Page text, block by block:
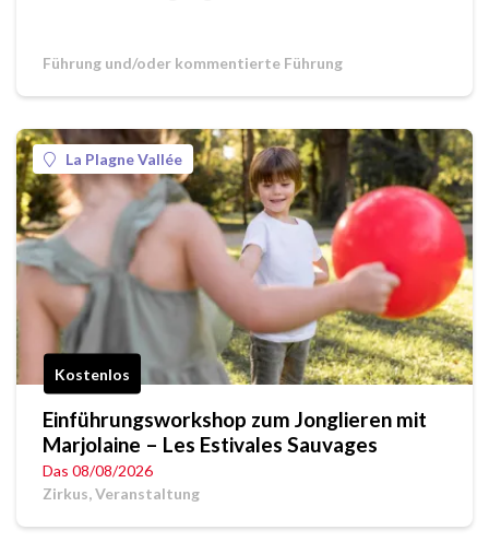
Führung und/oder kommentierte Führung
La Plagne Vallée
Kostenlos
Einführungsworkshop zum Jonglieren mit
Marjolaine – Les Estivales Sauvages
Das 08/08/2026
Zirkus, Veranstaltung